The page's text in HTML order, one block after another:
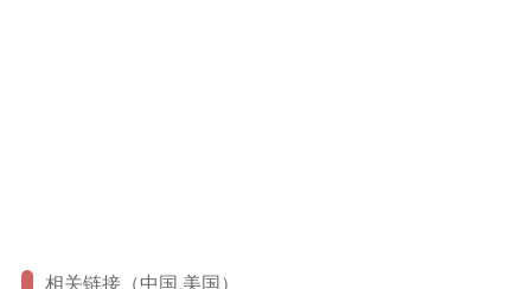
相关链接（中国,美国）